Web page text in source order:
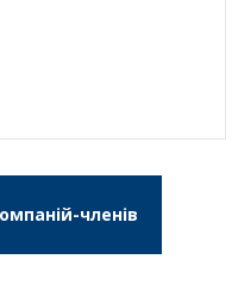
членів